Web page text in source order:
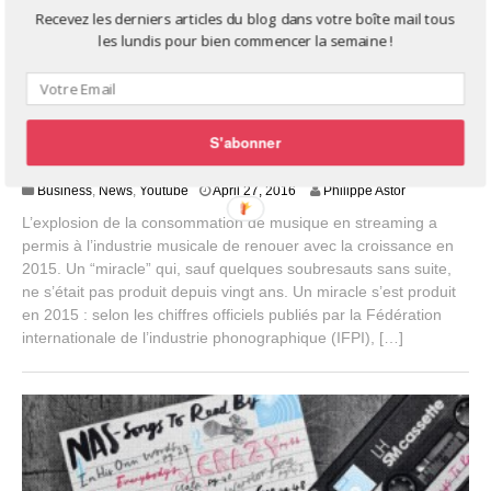
L’industrie de la musique sort “miraculée” de l’année
Business News Youtube April 27, 2016
l
y
2
0
,
0
Philippe Astor
L’explosion de la consommation de musique en streaming a
permis à l’industrie musicale de renouer avec la croissance en
2015. Un “miracle” qui, sauf quelques soubresauts sans suite,
ne s’était pas produit depuis vingt ans. Un miracle s’est produit
en 2015 : selon les chiffres officiels publiés par la Fédération
internationale de l’industrie phonographique (IFPI), […]
Recevez les derniers articles du blog dans votre boîte mail tous
les lundis pour bien commencer la semaine !
S'abonner